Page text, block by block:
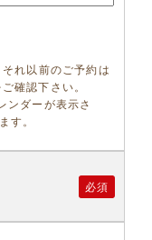
れ以前のご予約は
ご確認下さい。
ンダーが表示さ
す。
必須